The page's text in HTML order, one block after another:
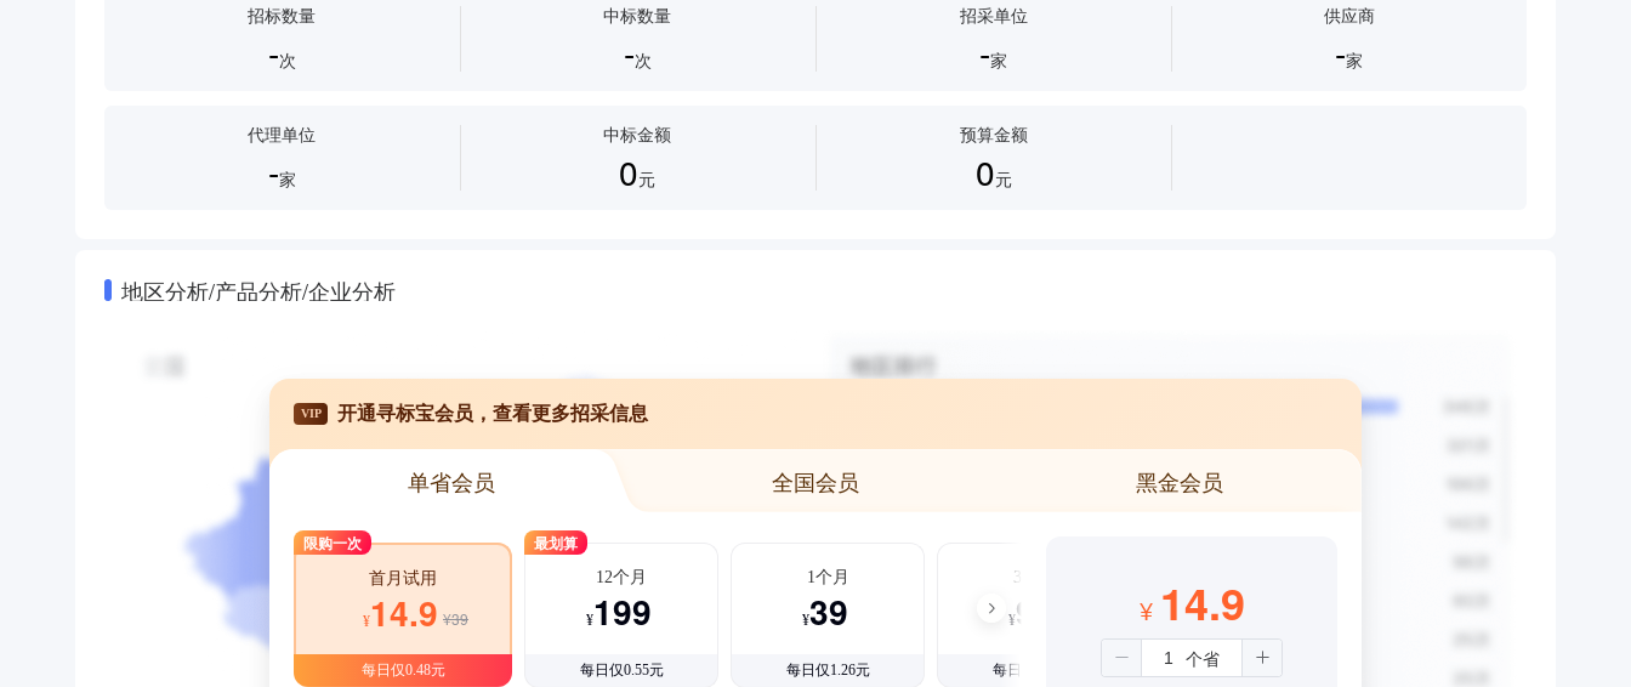
招标数量
-次
中标数量
-次
招采单位
-家
供应商
-家
代理单位
-家
中标金额
0元
预算金额
0元
地区分析/产品分析/企业分析
VIP 开通寻标宝会员，查看更多招采信息
单省会员 全国会员 黑金会员
限购一次
首月试用
¥14.9 ¥39
每日仅0.48元
最划算
12个月
¥199
每日仅0.55元
1个月
¥39
每日仅1.26元
3个月
¥99
每日仅1.08元
¥ 14.9